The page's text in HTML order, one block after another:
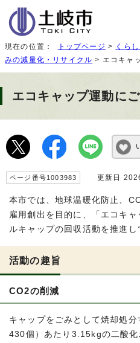
現在の位置： トップページ > くら
みの減量化・リサイクル > エコキャ
エコキャップ運動に
ページ番号1003983 更新日
本市では、地球温暖化防止、
雇用創出を目的に、「エコキ
ルキャップの回収活動を推進し
活動の趣旨
CO2の削減
キャップをごみとして焼却処
430個）あたり3.15kgの二酸化